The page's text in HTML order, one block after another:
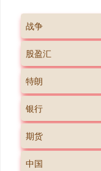
战争
股盈汇
特朗
银行
期货
中国